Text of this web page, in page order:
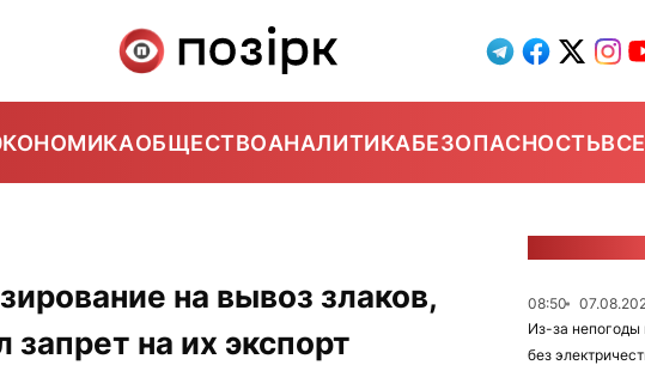
ОБЩЕСТВОАНАЛИТИКАБЕЗОПАСНОСТЬ
на вывоз злаков,
запрет на их экспорт
08:50
Из-за непогоды
без